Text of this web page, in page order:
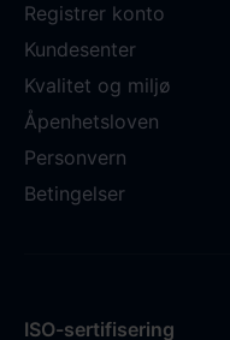
Registrer konto
Kundesenter
Kvalitet og miljø
Åpenhetsloven
Personvern
Betingelser
ISO-sertifisering